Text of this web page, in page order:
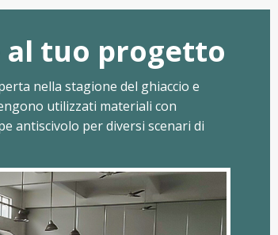
al tuo progetto
nella stagione del ghiaccio e
utilizzati materiali con
antiscivolo per diversi scenari di